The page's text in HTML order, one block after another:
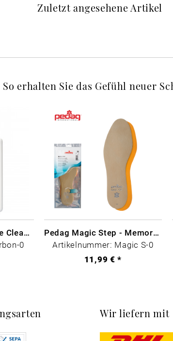
Zuletzt angesehene Artikel
So erhalten Sie das Gefühl neuer
CARBON LAB Midsole Cleaner
0
Pedag Magic Step - Memory Schaum
Artikelnummer: Magic S-0
11,99 € *
Wir liefern mit